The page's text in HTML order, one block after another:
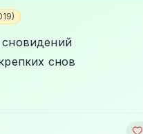
)
снов